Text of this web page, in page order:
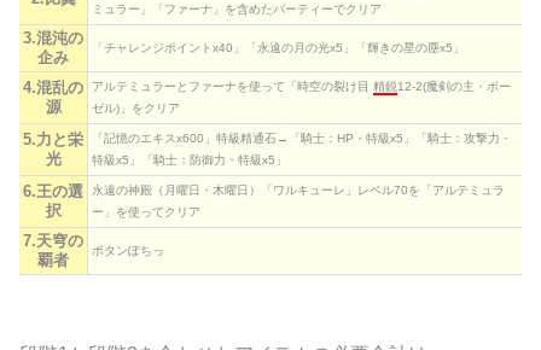
ミュラー」「ファーナ」を含めたパーティーでクリア
3.混沌の
企み
「チャレンジポイントx40」「永遠の月の光x5」「輝きの星の塵x5」
4.混乱の
源
アルテミュラーとファーナを使って「時空の裂け目 精鋭12-2(魔剣の主・ボー
ゼル)」をクリア
5.力と栄
光
「記憶のエキスx600」特級精通石→「騎士：HP・特級x5」「騎士：攻撃力・
特級x5」「騎士：防御力・特級x5」
6.王の選
択
永遠の神殿（月曜日・木曜日）「ワルキューレ」レベル70を「アルテミュラ
ー」を使ってクリア
7.天穹の
覇者
ボタンぽちっ